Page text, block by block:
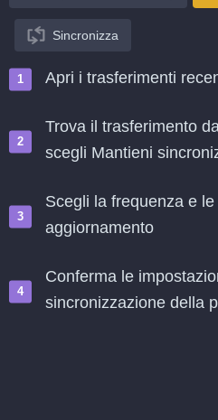
Sincronizza
Apri i trasferimenti
Trova il trasferimento
scegli Mantieni
Scegli la frequenza e
aggiornamento
Conferma le
sincronizzazione della